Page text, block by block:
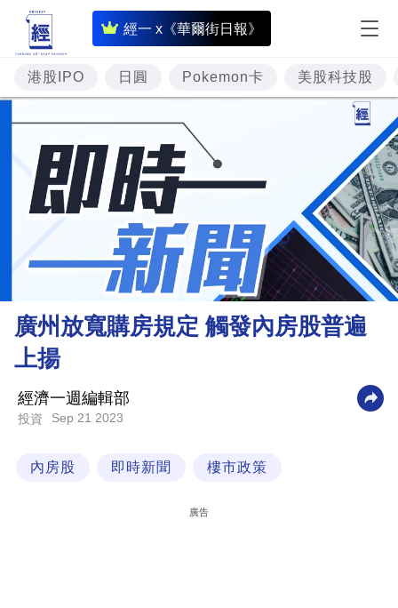
經一 x《華爾街日報》
即
時
財
經
專
題
投
資
樓
市
財
業
科
港股IPO 日圓 Pokemon卡 美股科技股
廣州放寬購房規定 觸發內房股普遍
上揚
經濟一週編輯部
投資 Sep 21 2023
內房股 即時新聞 樓市政策
廣告